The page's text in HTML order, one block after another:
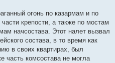
огонь по казармам и по
крепости, а также по мостам
начсостава. Этот налет вызвал
состава, в то время как
в своих квартирах, был
часть комсостава не могла